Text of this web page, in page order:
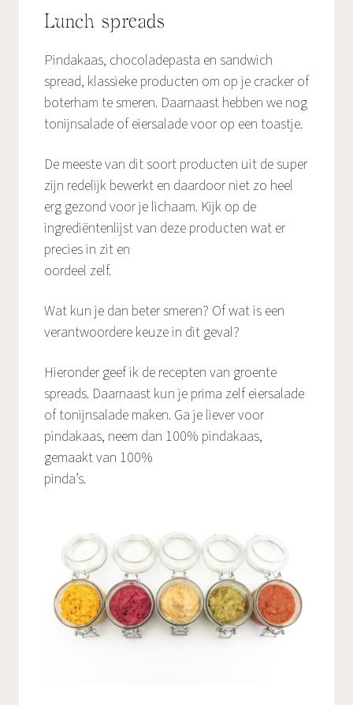
Lunch spreads
Pindakaas, chocoladepasta en sandwich
spread, klassieke producten om op je cracker of
boterham te smeren. Daarnaast hebben we nog
tonijnsalade of eiersalade voor op een toastje.
De meeste van dit soort producten uit de super
zijn redelijk bewerkt en daardoor niet zo heel
erg gezond voor je lichaam. Kijk op de
ingrediëntenlijst van deze producten wat er
precies in zit en
oordeel zelf.
Wat kun je dan beter smeren? Of wat is een
verantwoordere keuze in dit geval?
Hieronder geef ik de recepten van groente
spreads. Daarnaast kun je prima zelf eiersalade
of tonijnsalade maken. Ga je liever voor
pindakaas, neem dan 100% pindakaas,
gemaakt van 100%
pinda’s.